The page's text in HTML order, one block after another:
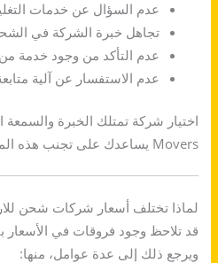
عدم السؤال عن خدمات
تجاهل خبرة الشركة في
عدم التأكد من وجود خدمة
عدم الاستفسار عن آلية
Movers يساعدك على تجنب هذه المشكلات ويمنحك راحة البال.
لماذا تختلف أسعار شركات شحن
قد تلاحظ وجود فروقات في الأسعار
ويرجع ذلك إلى عدة عوامل، منها: